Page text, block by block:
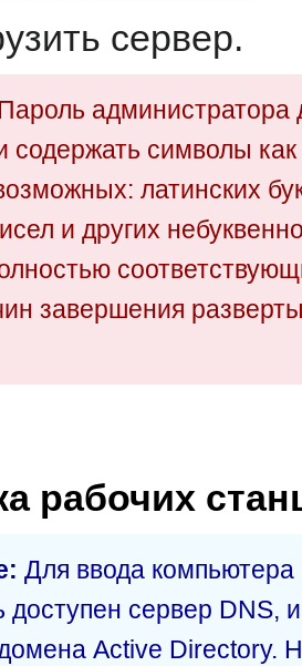
сервер.
содержать символы
латинских
и других
завершения
рабочих
Для ввода
доступен сервер DNS,
Active Directory.